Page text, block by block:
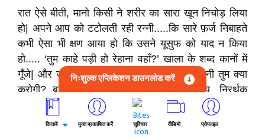
रात ऐसे बीती, मानो किसी ने शरीर का सारा खून निचोड़ लिया
हो| अपने आप को टटोलती रही रन्नी.....कि सारे फ़र्ज निबाहते
कभी ऐसा भी क्षण आया हो कि उसने यूसुफ को याद न किया
हो..... ‘तुम काहे पड़ी हो रेहाना वहाँ?’ खाला के शब्द कानों में
गूँजे| और जब वह मक़सद भी पूरा हो जाएगा तो रन्नी तुम क्या
करोगी? बगैर मक़सद क्या जी सकोगी? निरुद्देश्य, निरर्थक
जीवन? रोती रही वह और बीमार यूसुफ सामने आते रहे| बार-बार
कल्पना में सामने आते रहे| काश! एक बार कोई कहता कि चलो
निःशुल्क एप्लिकेशन डाउनलोड करें
किताबें मुक्त प्रकाशित करें सुविचार वीडियो प्रोफाइल